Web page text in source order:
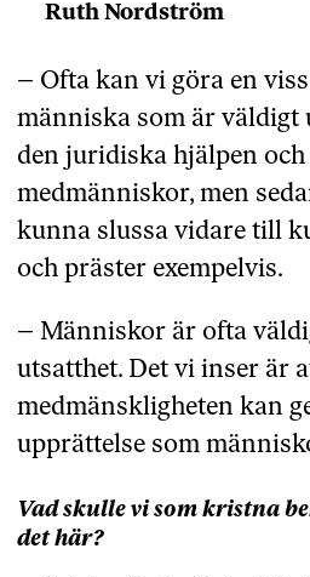
Ruth Nordström
– Ofta kan vi göra en
människa som är väldigt
den juridiska hjälpen
medmänniskor, men
kunna slussa vidare till
och präster exempelvis.
– Människor är ofta
utsatthet. Det vi inser är
medmänskligheten kan
upprättelse som
Vad skulle vi som kristna
det här?